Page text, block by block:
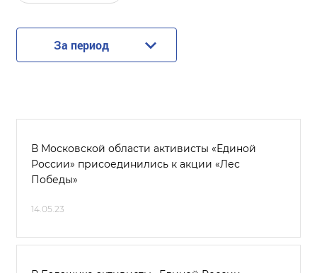
За период
В Московской области активисты «Единой
России» присоединились к акции «Лес
Победы»
14.05.23